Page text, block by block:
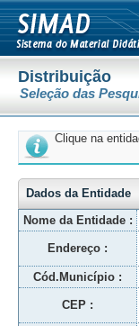
Distribuição
Seleção das
Clique na
Dados da Entidade
Nome da Entidade :
Endereço :
Cód.Município :
CEP :